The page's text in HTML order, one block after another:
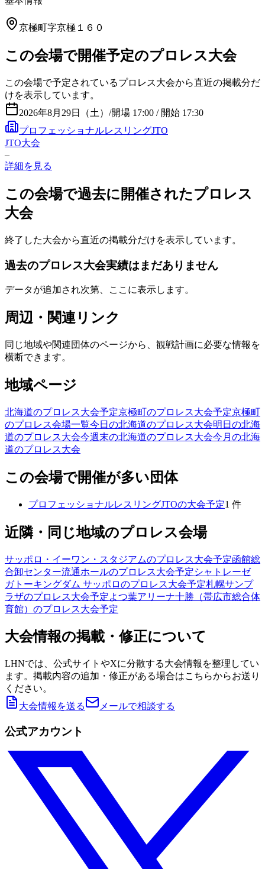
京極町字京極１６０
この会場で開催予定のプロレス大会
この会場で予定されているプロレス大会から直近の掲載分だ
けを表示しています。
2026年8月29日（土） /開場 17:00 / 開始 17:30
プロフェッショナルレスリングJTO
JTO大会
–
詳細を見る
この会場で過去に開催されたプロレス
大会
終了した大会から直近の掲載分だけを表示しています。
過去のプロレス大会実績はまだありません
データが追加され次第、ここに表示します。
周辺・関連リンク
同じ地域や関連団体のページから、観戦計画に必要な情報を
横断できます。
地域ページ
北海道のプロレス大会予定京極町のプロレス大会予定京極町
のプロレス会場一覧今日の北海道のプロレス大会明日の北海
道のプロレス大会今週末の北海道のプロレス大会今月の北海
道のプロレス大会
この会場で開催が多い団体
プロフェッショナルレスリングJTOの大会予定1 件
近隣・同じ地域のプロレス会場
サッポロ・イーワン・スタジアムのプロレス大会予定函館総
合卸センター流通ホールのプロレス大会予定シャトレーゼ
ガトーキングダム サッポロのプロレス大会予定札幌サンプ
ラザのプロレス大会予定よつ葉アリーナ十勝（帯広市総合体
育館） のプロレス大会予定
大会情報の掲載・修正について
LHNでは、公式サイトやXに分散する大会情報を整理してい
ます。掲載内容の追加・修正がある場合はこちらからお送り
ください。
大会情報を送る
メールで相談する
公式アカウント